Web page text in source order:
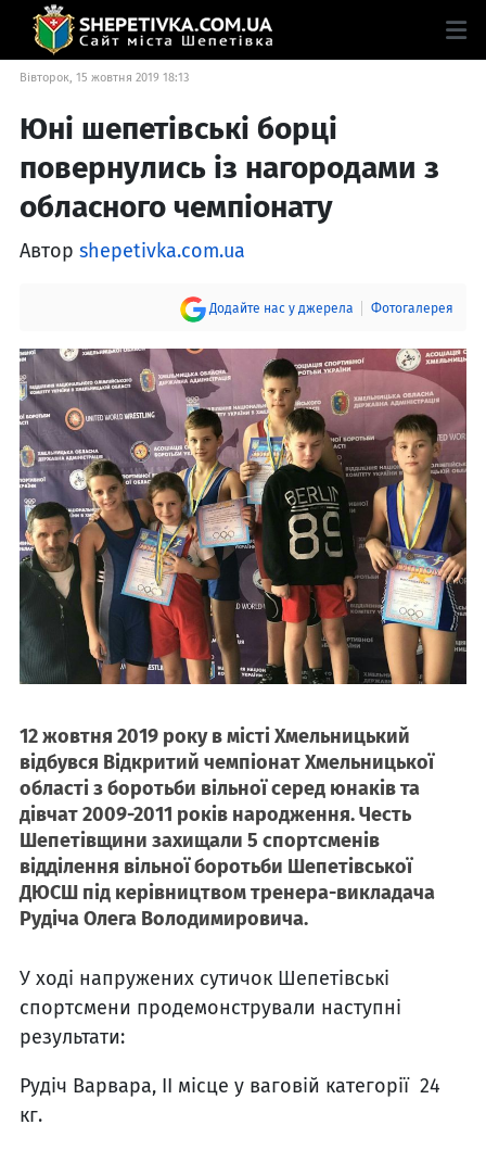
Вівторок, 15 жовтня 2019 18:13
Юні шепетівські борці
повернулись із нагородами з
обласного чемпіонату
Автор shepetivka.com.ua
Додайте нас у джерела Фотогалерея
12 жовтня 2019 року в місті Хмельницький
відбувся Відкритий чемпіонат Хмельницької
області з боротьби вільної серед юнаків та
дівчат 2009-2011 років народження. Честь
Шепетівщини захищали 5 спортсменів
відділення вільної боротьби Шепетівської
ДЮСШ під керівництвом тренера-викладача
Рудіча Олега Володимировича.
У ході напружених сутичок Шепетівські
спортсмени продемонстрували наступні
результати:
Рудіч Варвара, ІІ місце у ваговій категорії 24
кг.